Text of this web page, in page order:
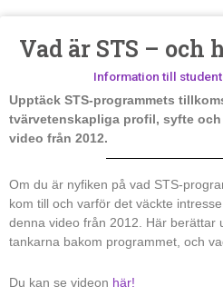
Vad är STS – och
Information till
Upptäck STS-programmets
tvärvetenskapliga profil, syfte
video från 2012.
Om du är nyfiken på vad STS-
kom till och varför det väckte
denna video från 2012. Här berättar
tankarna bakom programmet, och
Du kan se videon här!